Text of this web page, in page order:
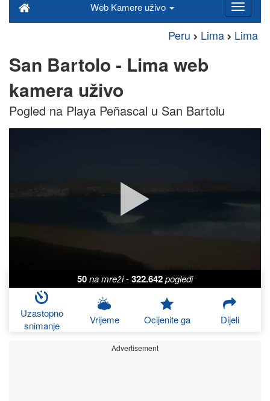
Web Kamere uživo
Peru Lima Lima
San Bartolo - Lima web
kamera uživo
Pogled na Playa Peñascal u San Bartolu
50na mreži-322.642pogledi
Uzastopno
snimanje
Vrijeme Ocijenite ga Dijeli
Advertisement